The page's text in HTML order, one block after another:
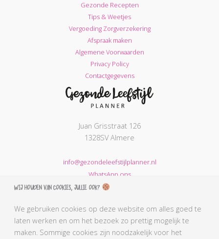
Gezonde Recepten
Tips & Weetjes
Vergoeding Zorgverzekering
Afspraak maken
Algemene Voorwaarden
Privacy Policy
Contactgegevens
Juan Grisstraat 126
1328SV Almere
info@gezondeleefstijlplanner.nl
WhatsApp ons
KVK nummer: 68664621
AGB-code Praktijk: 90069212
Wij houden van cookies, jullie ook?
We gebruiken cookies op deze website om alles goed te
laten werken en om het bezoek zo prettig mogelijk te
maken. Sommige cookies zijn noodzakelijk voor het